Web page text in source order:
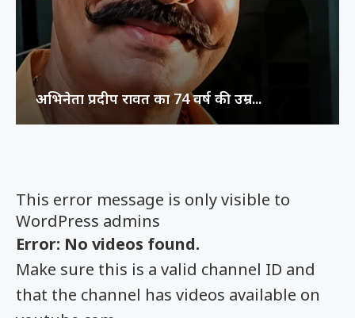
This error message is only visible to
WordPress admins
Error: No videos found.
Make sure this is a valid channel ID and
that the channel has videos available on
अभिनेता प्रदीप रावत का 74 वर्ष की उम्र...